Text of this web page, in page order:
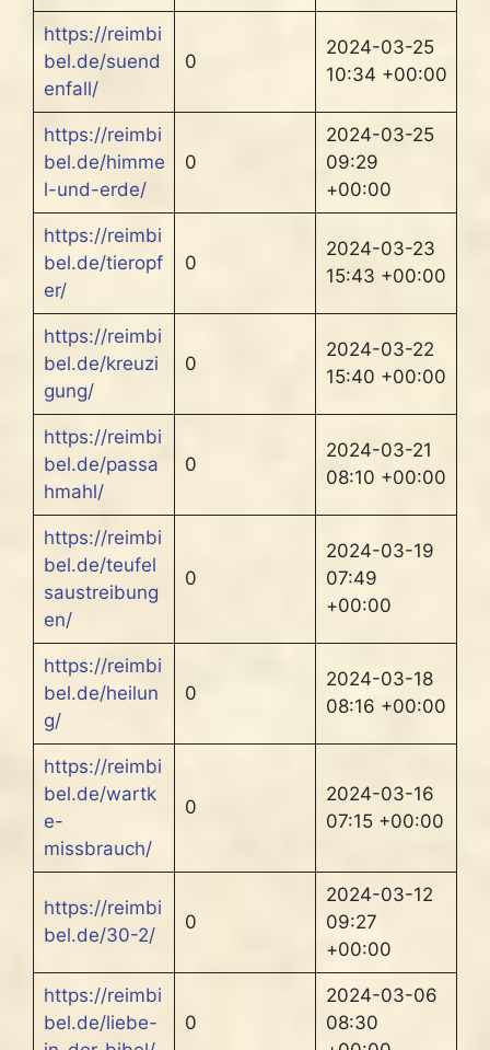
https://reimbi
bel.de/suend
enfall/
0
2024-03-25
10:34 +00:00
https://reimbi
bel.de/himme
l-und-erde/
0
2024-03-25
09:29
+00:00
https://reimbi
bel.de/tieropf
er/
0
2024-03-23
15:43 +00:00
https://reimbi
bel.de/kreuzi
gung/
0
2024-03-22
15:40 +00:00
https://reimbi
bel.de/passa
hmahl/
0
2024-03-21
08:10 +00:00
https://reimbi
bel.de/teufel
saustreibung
en/
0
2024-03-19
07:49
+00:00
https://reimbi
bel.de/heilun
g/
0
2024-03-18
08:16 +00:00
https://reimbi
bel.de/wartk
e-
missbrauch/
0
2024-03-16
07:15 +00:00
https://reimbi
bel.de/30-2/
0
2024-03-12
09:27
+00:00
https://reimbi
bel.de/liebe-
0
2024-03-06
08:30